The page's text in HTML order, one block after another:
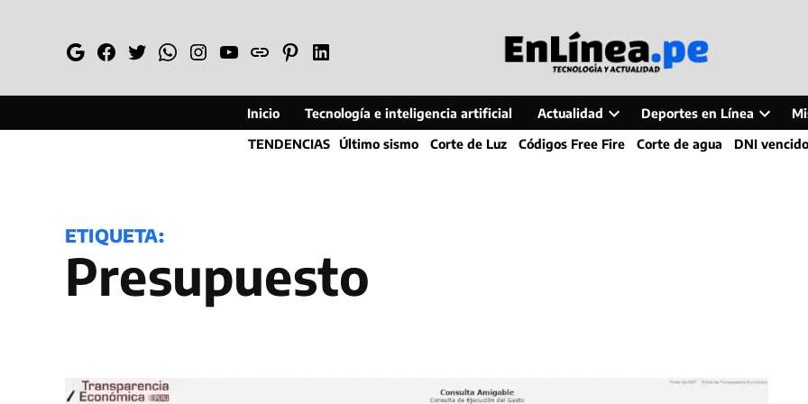
GoogleFacebook
TwitterWhatsapp
Instagram
YouTube
WebPinterestLinkedin
Inicio Tecnología e inteligencia artificial Actualidad
Open
dropdown
Deportes en Línea
Open
dropdown
TENDENCIAS Último sismo Corte de Luz Códigos Free Fire Corte de agua DNI vencido
ETIQUETA:
Presupuesto